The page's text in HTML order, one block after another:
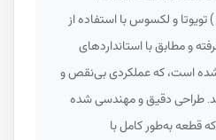
و لکسوس با استفاده از
مطابق با استانداردهای
است، که عملکردی بی‌نقص و
طراحی دقیق و مهندسی شده
به‌طور کامل با